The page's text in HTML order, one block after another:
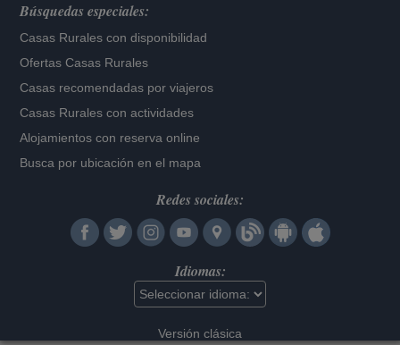
Búsquedas especiales:
Casas Rurales con disponibilidad
Ofertas Casas Rurales
Casas recomendadas por viajeros
Casas Rurales con actividades
Alojamientos con reserva online
Busca por ubicación en el mapa
Redes sociales:
Idiomas:
Versión clásica